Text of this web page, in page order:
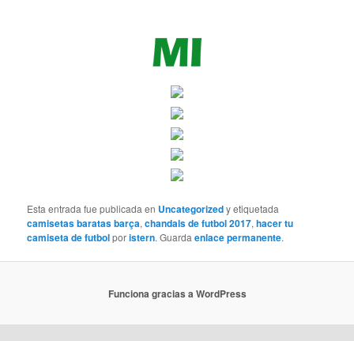
Esta entrada fue publicada en Uncategorizedy etiquetada
camisetas baratas barça,chandals de futbol 2017,hacer tu
camiseta de futbolporistern. Guardaenlace permanente.
Funciona gracias a WordPress